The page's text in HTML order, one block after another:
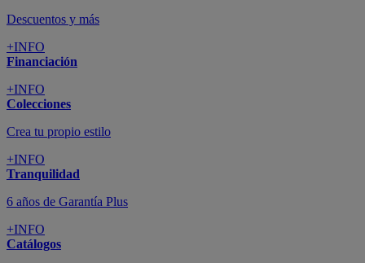
Descuentos y más
+INFO
Financiación
+INFO
Colecciones
Crea tu propio estilo
+INFO
Tranquilidad
6 años de Garantía Plus
+INFO
Catálogos